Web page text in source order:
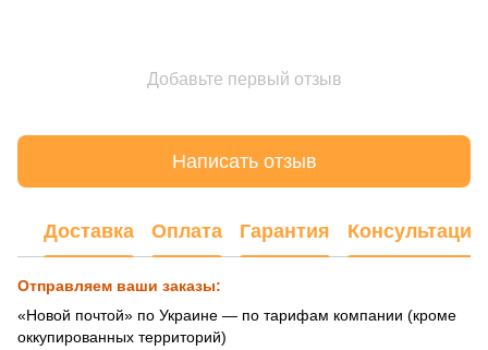
Добавьте первый отзыв
Написать отзыв
Доставка Оплата Гарантия Консультация
Отправляем ваши заказы:
«Новой почтой» по Украине — по тарифам компании (кроме
оккупированных территорий)